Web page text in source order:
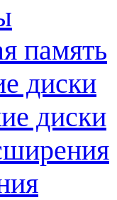
память
диски
диски